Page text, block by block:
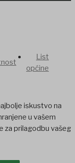
List
općine
iskustvo na
u vašem
za prilagodbu vašeg